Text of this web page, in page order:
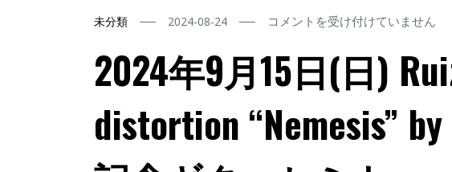
未分類 2024-08-24
2024
月
15
日
コメントを受け付けていません
2024年9月15日(日)
distortion “Nemesis”